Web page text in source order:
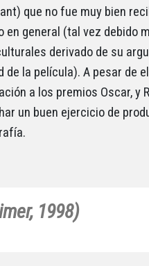
que no fue muy bien
en general (tal vez debido
derivado de su
de la película). A pesar de
a los premios Oscar, y
un buen ejercicio de
1998)